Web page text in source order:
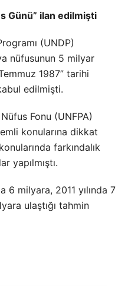
Günü” ilan edilmişti
(UNDP)
nüfusunun 5 milyar
1987” tarihi
edilmişti.
Fonu (UNFPA)
konularına dikkat
farkındalık
yapılmıştı.
6 milyara, 2011 yılında 7
ulaştığı tahmin